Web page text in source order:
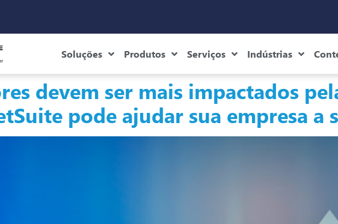
Soluções Produtos Serviços Indústrias
devem ser mais impactados
pode ajudar sua empresa a